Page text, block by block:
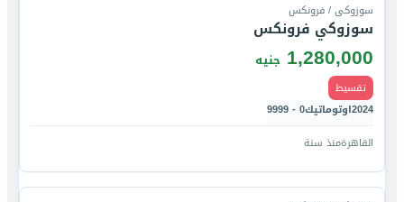
سوزوكى / فرونكس
سوزوكي فرونكس
1,280,000 جنيه
تقسيط
2024اوتوماتيك0 - 9999
القاهرةمنذ سنة